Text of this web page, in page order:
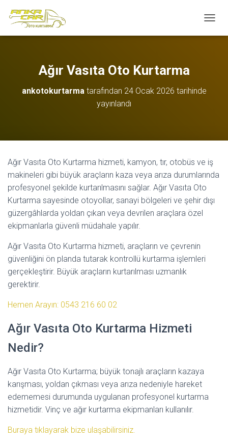
E
A
Ağır Vasıta Oto Kurtarma
ankotokurtarmatarafından 24 Ocak 2026 tarihinde
yayınlandı
Ağır Vasıta Oto Kurtarma hizmeti, kamyon, tır, otobüs ve iş
makineleri gibi büyük araçların kaza veya arıza durumlarında
profesyonel şekilde kurtarılmasını sağlar. Ağır Vasıta Oto
Kurtarma sayesinde otoyollar, sanayi bölgeleri ve şehir dışı
güzergâhlarda yoldan çıkan veya devrilen araçlara özel
ekipmanlarla güvenli müdahale yapılır.
Ağır Vasıta Oto Kurtarma hizmeti, araçların ve çevrenin
güvenliğini ön planda tutarak kontrollü kurtarma işlemleri
gerçekleştirir. Büyük araçların kurtarılması uzmanlık
gerektirir.
Hemen Arayın: 0543 216 60 02
Ağır Vasıta Oto Kurtarma Hizmeti
Nedir?
Ağır Vasıta Oto Kurtarma; büyük tonajlı araçların kazaya
karışması, yoldan çıkması veya arıza nedeniyle hareket
edememesi durumunda uygulanan profesyonel kurtarma
hizmetidir. Vinç ve ağır kurtarma ekipmanları kullanılır.
Buraya tıklayarak bize ulaşabilirsiniz.